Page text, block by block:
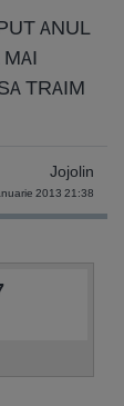
ANUL
TRAIM
Jojolin
2013 21:38